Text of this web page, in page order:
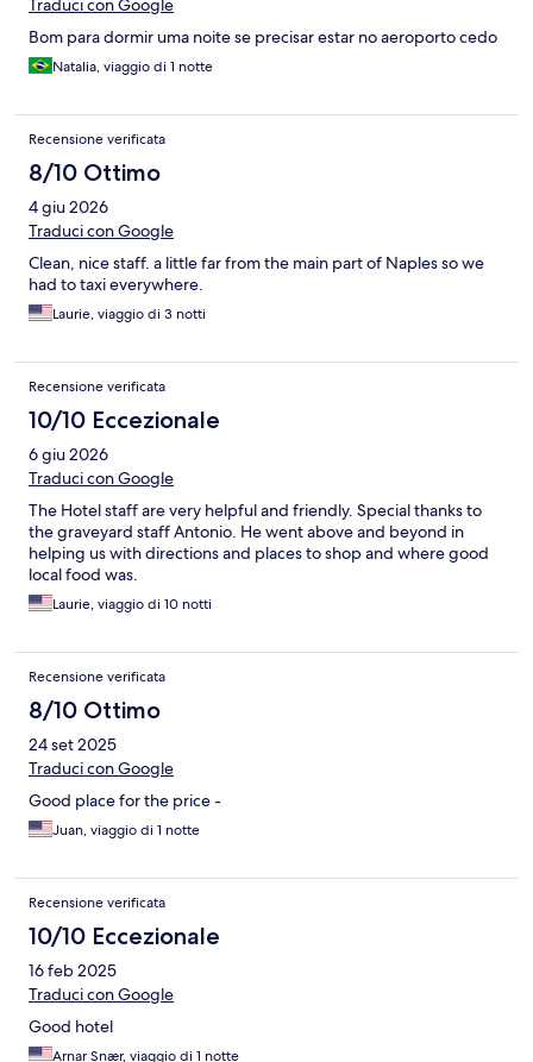
Traduci con Google
Bom para dormir uma noite se precisar estar no aeroporto cedo
Natalia, viaggio di 1 notte
Recensione verificata
8/10 Ottimo
4 giu 2026
Traduci con Google
Clean, nice staff. a little far from the main part of Naples so we
had to taxi everywhere.
Laurie, viaggio di 3 notti
Recensione verificata
10/10 Eccezionale
6 giu 2026
Traduci con Google
The Hotel staff are very helpful and friendly. Special thanks to
the graveyard staff Antonio. He went above and beyond in
helping us with directions and places to shop and where good
local food was.
Laurie, viaggio di 10 notti
Recensione verificata
8/10 Ottimo
24 set 2025
Traduci con Google
Good place for the price -
Juan, viaggio di 1 notte
Recensione verificata
10/10 Eccezionale
16 feb 2025
Traduci con Google
Good hotel
Arnar Snær, viaggio di 1 notte